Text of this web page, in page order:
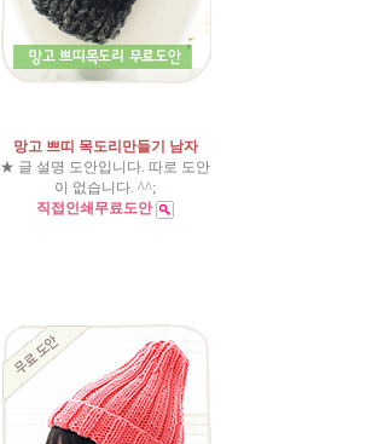
망고 쁘띠 목도리만들기 남자
★ 글 설명 도안입니다. 따로 도안
이 없습니다. ^^;
직접인쇄무료도안